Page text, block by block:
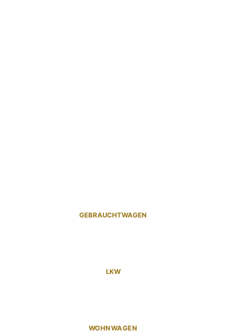
GEBRAUCHTWAGEN
LKW
WOHNWAGEN